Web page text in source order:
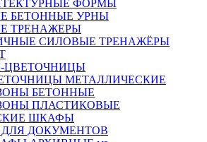
ФОРМЫ
БЕТОННЫЕ УРНЫ
ТРЕНАЖЕРЫ
СИЛОВЫЕ ТРЕНАЖЁРЫ
ЦВЕТОЧНИЦЫ
МЕТАЛЛИЧЕСКИЕ
БЕТОННЫЕ
ПЛАСТИКОВЫЕ
ШКАФЫ
ДОКУМЕНТОВ